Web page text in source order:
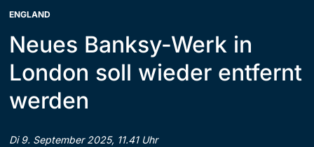
ENGLAND
Neues Banksy-Werk in
London soll wieder entfernt
werden
Di 9. September 2025, 11.41 Uhr